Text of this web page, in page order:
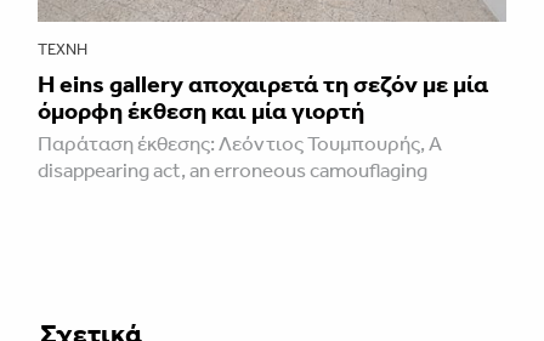
ΤΈΧΝΗ
H eins gallery αποχαιρετά τη σεζόν με μία
όμορφη έκθεση και μία γιορτή
Παράταση έκθεσης: Λεόντιος Τουμπουρής, A
disappearing act, an erroneous camouflaging
Σχετικά